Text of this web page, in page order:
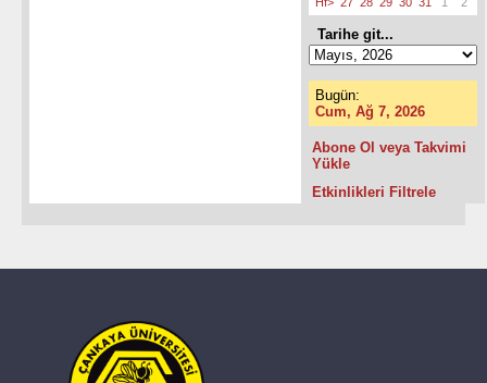
Tarihe git...
Bugün:
Cum, Ağ 7, 2026
Abone Ol veya Takvimi
Yükle
Etkinlikleri Filtrele